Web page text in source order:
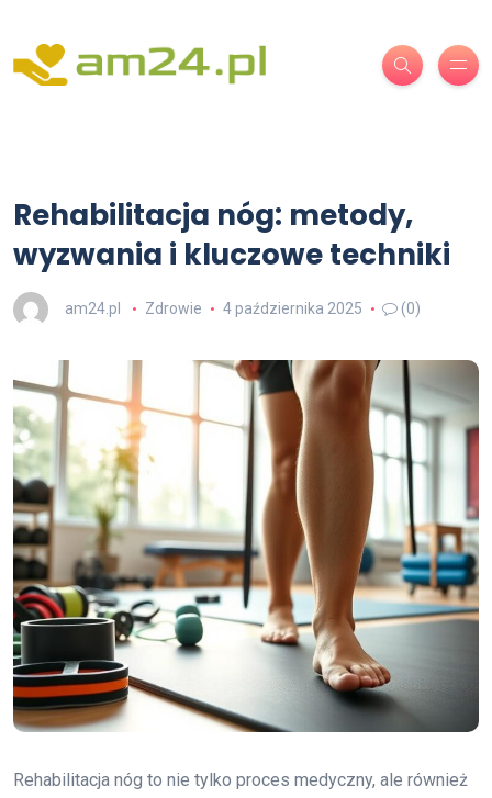
Rehabilitacja nóg: metody,
wyzwania i kluczowe techniki
am24.pl Zdrowie 4 października 2025 (0)
Rehabilitacja nóg to nie tylko proces medyczny, ale również